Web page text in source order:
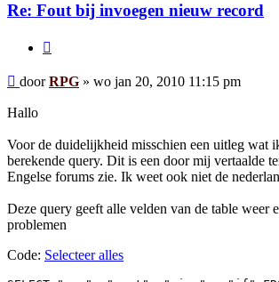
Re: Fout bij invoegen nieuw record
Bericht
doorRPG » wo jan 20, 2010 11:15 pm
Hallo
Voor de duidelijkheid misschien een uitleg wat
berekende query. Dit is een door mij vertaalde
Engelse forums zie. Ik weet ook niet de
Deze query geeft alle velden van de table weer
problemen
Code: Selecteer alles